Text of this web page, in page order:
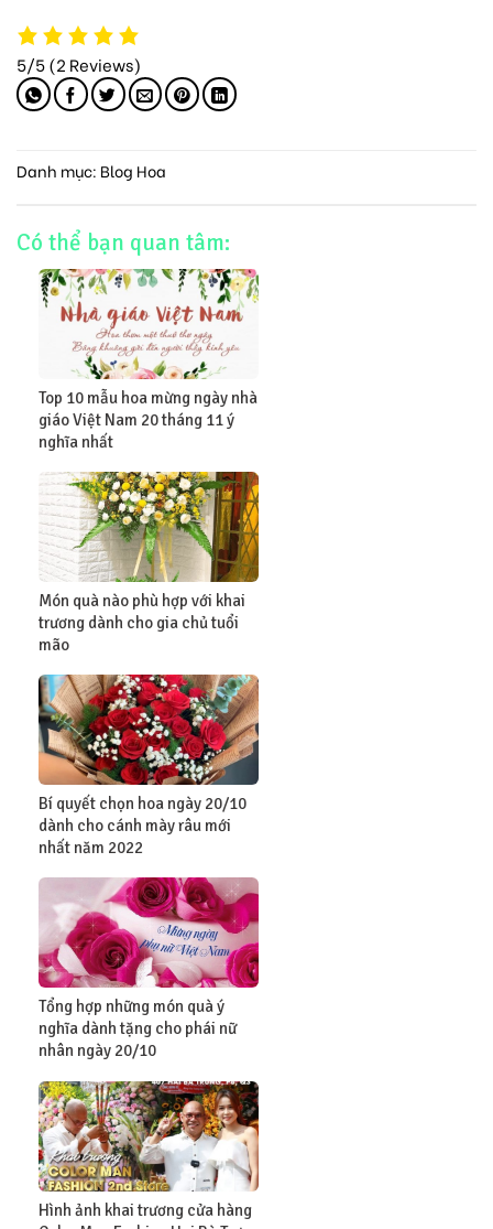
5/5(2 Reviews)
Danh mục: Blog Hoa
Có thể bạn quan tâm:
Top 10 mẫu hoa mừng ngày nhà
giáo Việt Nam 20 tháng 11 ý
nghĩa nhất
Món quà nào phù hợp với khai
trương dành cho gia chủ tuổi
mão
Bí quyết chọn hoa ngày 20/10
dành cho cánh mày râu mới
nhất năm 2022
Tổng hợp những món quà ý
nghĩa dành tặng cho phái nữ
nhân ngày 20/10
Hình ảnh khai trương cửa hàng